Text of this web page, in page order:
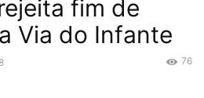
fim de
Via do Infante
76